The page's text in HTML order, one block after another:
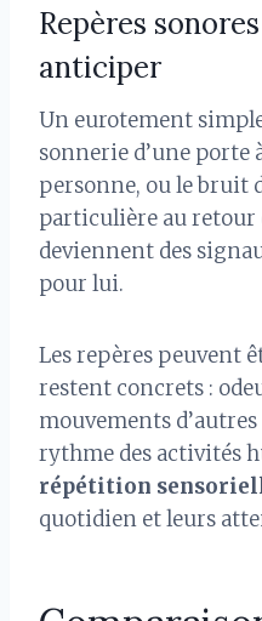
Repères
anticiper
Un eurotement
sonnerie d’une porte
personne, ou le bruit
particulière au retour
deviennent des
pour lui.
Les repères peuvent
restent concrets :
mouvements
rythme des activités
répétition
quotidien et leurs